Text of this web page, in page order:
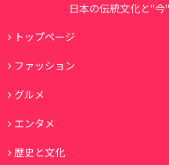
日本の伝統文化と"
トップページ
ファッション
グルメ
エンタメ
歴史と文化